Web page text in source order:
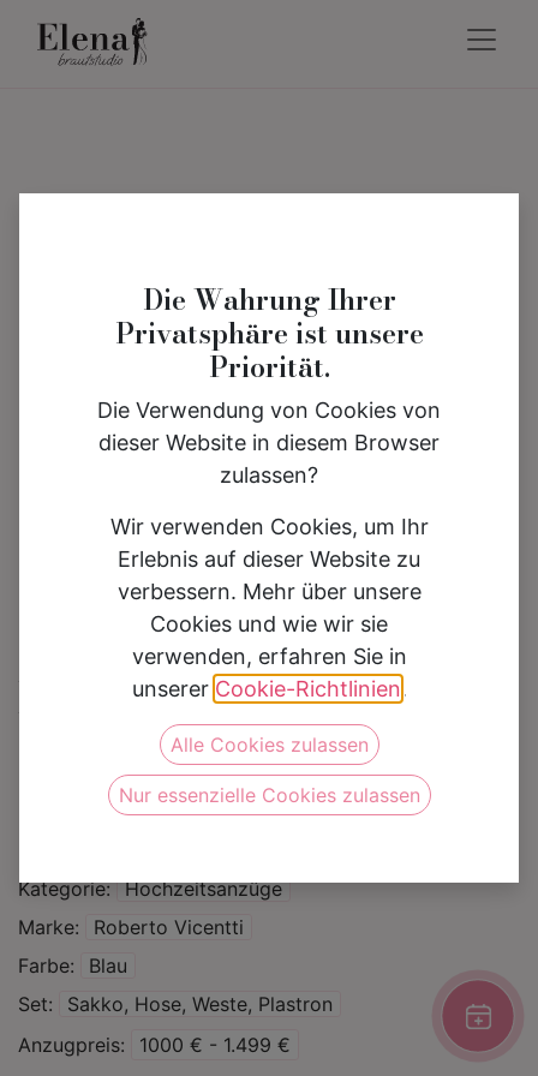
Hochzeitsanzug
2723300
Auf die Wunschliste
Kategorie
Hochzeitsanzüge
Marke
Roberto Vicentti
Farbe
Blau
Set
Sakko, Hose, Weste, Plastron
Anzugpreis
1000 € - 1.499 €
Die Wahrung Ihrer
Privatsphäre ist unsere
Priorität.
Die Verwendung von Cookies von
dieser Website in diesem Browser
zulassen?
Wir verwenden Cookies, um Ihr
Erlebnis auf dieser Website zu
verbessern. Mehr über unsere
Cookies und wie wir sie
verwenden, erfahren Sie in
unserer Cookie-Richtlinien.
Alle Cookies zulassen
Nur essenzielle Cookies zulassen